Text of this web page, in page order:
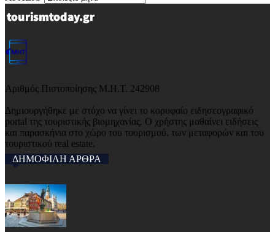
Αριθμός Πιστοποίησης Μ.Η.Τ. 242908
Δημιουργήθηκε με στόχο να γίνει το κορυφαίο ειδησεογραφικό
portal της τουριστικής βιομηχανίας. Ο χρήστης μαθαίνει ειδήσεις
και παρασκήνια στο χώρο του τουρισμού, των μεταφορών και του
τουριστικού real estate.
ΔΗΜΟΦΙΛΗ ΑΡΘΡΑ